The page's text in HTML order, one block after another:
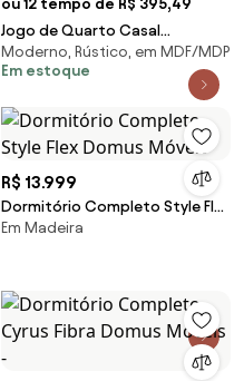
ou 12 tempo de R$ 395,49
Jogo de Quarto Casal
Modulado 012 Master Avelã
Rústico/Ártico Rústico
Moderno, Rústico, em MDF/MDP
Em estoque
R$ 13.999
Dormitório Completo Style Flex
Domus Móveis
Em Madeira